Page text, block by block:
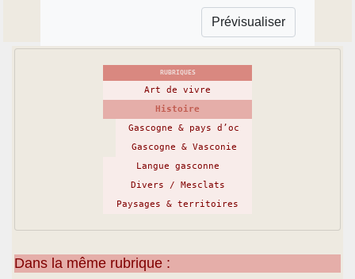
RUBRIQUES
Art de vivre
Histoire
Gascogne & pays d’oc
Gascogne & Vasconie
Langue gasconne
Divers / Mesclats
Paysages & territoires
Dans la même rubrique :